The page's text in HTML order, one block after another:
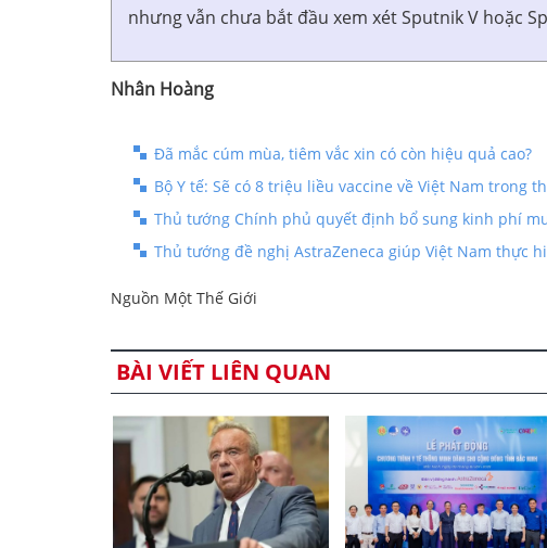
nhưng vẫn chưa bắt đầu xem xét Sputnik V hoặc
Nhân Hoàng
Đã mắc cúm mùa, tiêm vắc xin có còn hiệu quả cao?
Bộ Y tế: Sẽ có 8 triệu liều vaccine về Việt Nam trong
Thủ tướng Chính phủ quyết định bổ sung kinh phí
Thủ tướng đề nghị AstraZeneca giúp Việt Nam thực
Nguồn Một Thế Giới
BÀI VIẾT LIÊN QUAN